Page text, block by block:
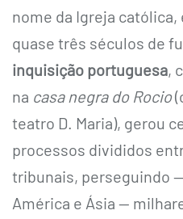
nome da Igreja católica,
quase três séculos de
inquisição portuguesa,
na casa negra do Rocio
teatro D. Maria), gerou
processos divididos
tribunais, perseguindo
América e Ásia —